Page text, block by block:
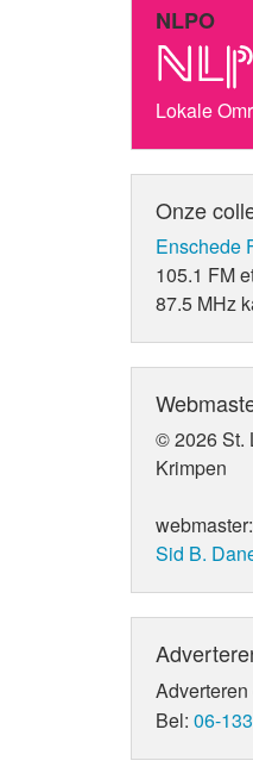
NLPO
Lokale
Onze
Enschede
105.1 FM
87.5 MHz
© 2026 St.
Krimpen
webmaster:
Sid B.
Bel:06-